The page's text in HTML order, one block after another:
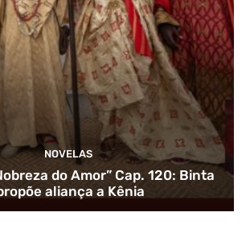
NOVELAS
do Amor” Cap. 120: Binta
aliança a Kênia